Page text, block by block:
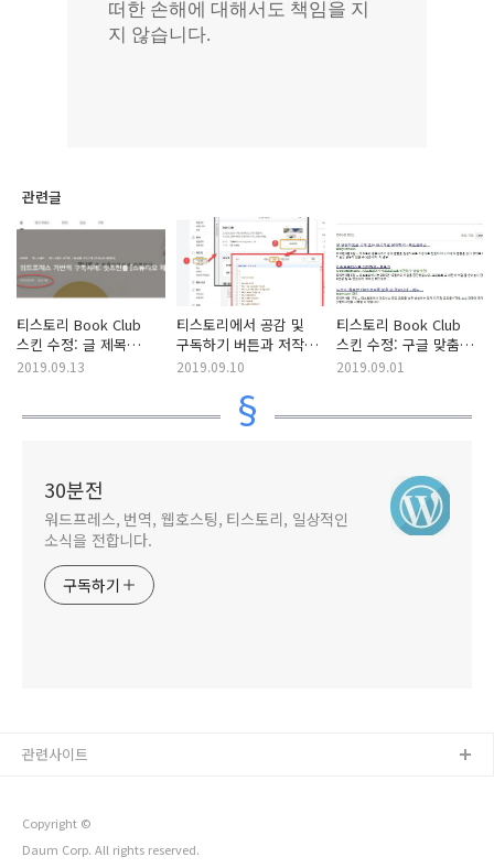
관련글
티스토리 Book Club
스킨 수정: 글 제목
아래에 댓글 개수 및
2019.09.13
티스토리에서 공감 및
구독하기 버튼과 저작물
사용 허가(CCL) 마크를
2019.09.10
티스토리 Book Club
스킨 수정: 구글 맞춤
검색 추가
2019.09.01
30분전
워드프레스, 번역, 웹호스팅, 티스토리, 일상적인
소식을 전합니다.
구독하기
Copyright ©
Daum Corp. All rights reserved.
관련사이트